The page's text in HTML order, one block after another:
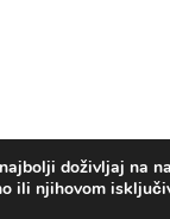
doživljaj na
ili njihovom